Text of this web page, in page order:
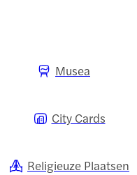
Musea
City Cards
Religieuze Plaatsen